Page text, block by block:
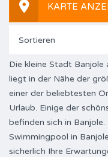
KARTE
Sortieren
Die kleine Stadt Banjole
liegt in der Nähe der
einer der beliebtesten
Urlaub. Einige der
befinden sich in Banjole.
Swimmingpool in
sicherlich Ihre